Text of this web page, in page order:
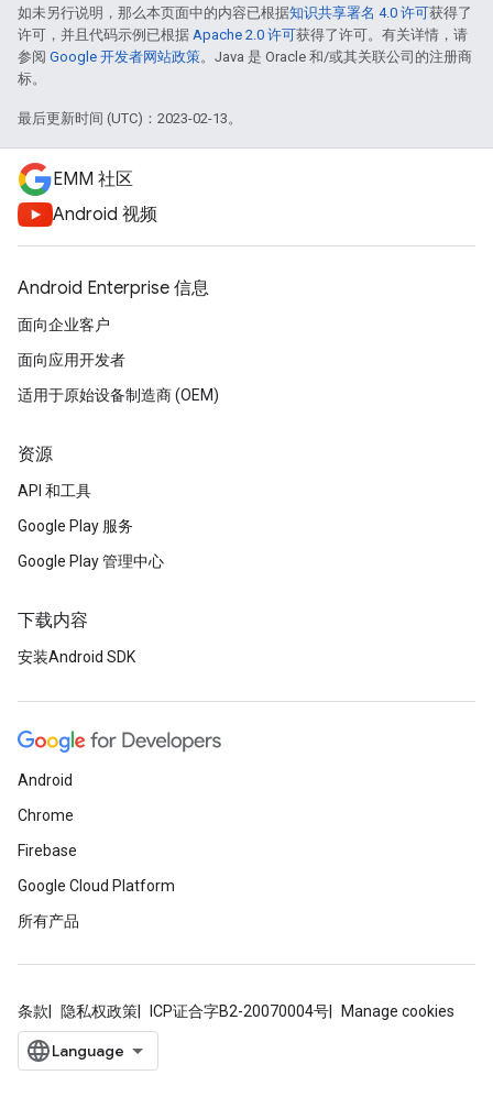
如未另行说明，那么本页面中的内容已根据知识共享署名 4.0 许可获得了
许可，并且代码示例已根据 Apache 2.0 许可获得了许可。有关详情，请
参阅 Google 开发者网站政策。Java 是 Oracle 和/或其关联公司的注册商
标。
最后更新时间 (UTC)：2023-02-13。
EMM 社区
Android 视频
Android Enterprise 信息
面向企业客户
面向应用开发者
适用于原始设备制造商 (OEM)
资源
API 和工具
Google Play 服务
Google Play 管理中心
下载内容
安装Android SDK
Android
Chrome
Firebase
Google Cloud Platform
所有产品
条款 隐私权政策 ICP证合字B2-20070004号 Manage cookies